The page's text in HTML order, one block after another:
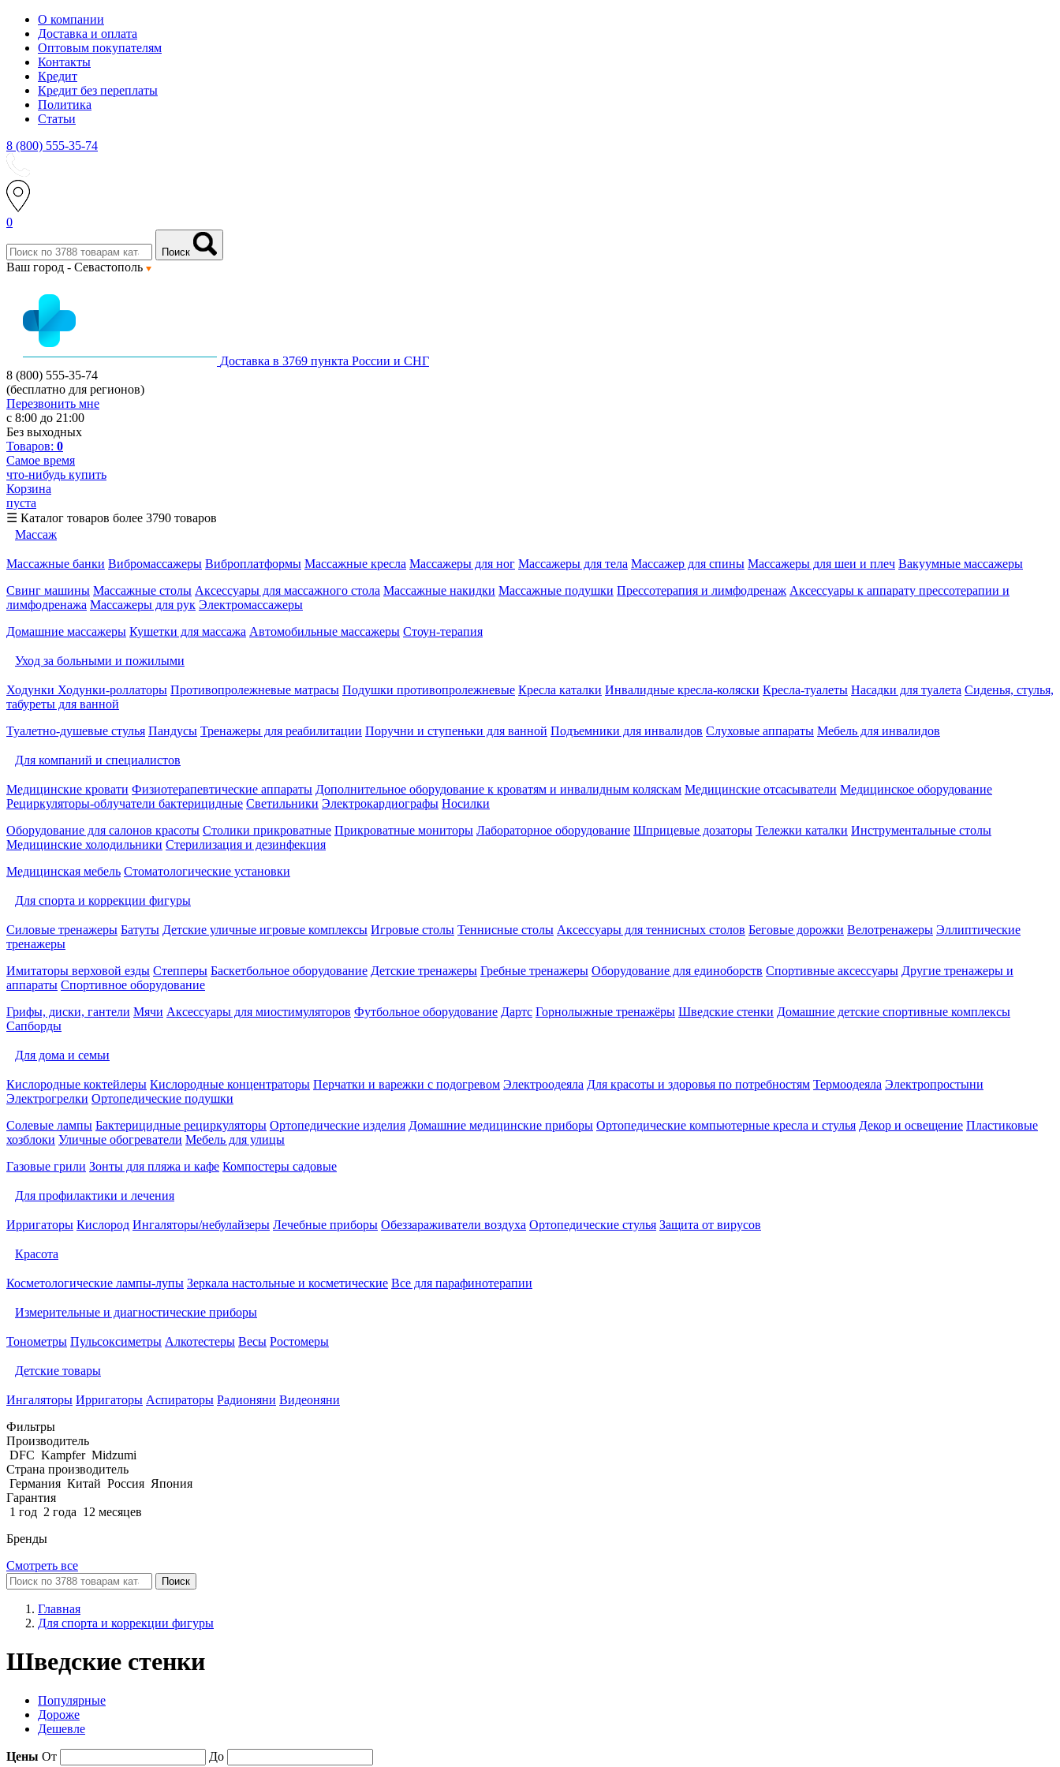
О компании
Доставка и оплата
Оптовым покупателям
Контакты
Кредит
Кредит без переплаты
Политика
Статьи
8 (800) 555-35-74
0
Поиск
Ваш город - Севастополь
Доставка в 3769 пункта России и СНГ
8 (800) 555-35-74
(бесплатно для регионов)
Перезвонить мне
с 8:00 до 21:00
Без выходных
Товаров: 0
Самое время
что-нибудь купить
Корзина
пуста
☰ Каталог товаров более 3790 товаров
Массаж
Массажные банки Вибромассажеры Виброплатформы Массажные кресла Массажеры для ног Массажеры для тела Массажер для спины Массажеры для шеи и плеч Вакуумные массажеры
Свинг машины Массажные столы Аксессуары для массажного стола Массажные накидки Массажные подушки Прессотерапия и лимфодренаж Аксессуары к аппарату прессотерапии и
лимфодренажа Массажеры для рук Электромассажеры
Домашние массажеры Кушетки для массажа Автомобильные массажеры Стоун-терапия
Уход за больными и пожилыми
Ходунки Ходунки-роллаторы Противопролежневые матрасы Подушки противопролежневые Кресла каталки Инвалидные кресла-коляски Кресла-туалеты Насадки для туалета Сиденья, стулья,
табуреты для ванной
Туалетно-душевые стулья Пандусы Тренажеры для реабилитации Поручни и ступеньки для ванной Подъемники для инвалидов Слуховые аппараты Мебель для инвалидов
Для компаний и специалистов
Медицинские кровати Физиотерапевтические аппараты Дополнительное оборудование к кроватям и инвалидным коляскам Медицинские отсасыватели Медицинское оборудование
Рециркуляторы-облучатели бактерицидные Светильники Электрокардиографы Носилки
Оборудование для салонов красоты Столики прикроватные Прикроватные мониторы Лабораторное оборудование Шприцевые дозаторы Тележки каталки Инструментальные столы
Медицинские холодильники Стерилизация и дезинфекция
Медицинская мебель Стоматологические установки
Для спорта и коррекции фигуры
Силовые тренажеры Батуты Детские уличные игровые комплексы Игровые столы Теннисные столы Аксессуары для теннисных столов Беговые дорожки Велотренажеры Эллиптические
тренажеры
Имитаторы верховой езды Степперы Баскетбольное оборудование Детские тренажеры Гребные тренажеры Оборудование для единоборств Спортивные аксессуары Другие тренажеры и
аппараты Спортивное оборудование
Грифы, диски, гантели Мячи Аксессуары для миостимуляторов Футбольное оборудование Дартс Горнолыжные тренажёры Шведские стенки Домашние детские спортивные комплексы
Сапборды
Для дома и семьи
Кислородные коктейлеры Кислородные концентраторы Перчатки и варежки с подогревом Электроодеяла Для красоты и здоровья по потребностям Термоодеяла Электропростыни
Электрогрелки Ортопедические подушки
Солевые лампы Бактерицидные рециркуляторы Ортопедические изделия Домашние медицинские приборы Ортопедические компьютерные кресла и стулья Декор и освещение Пластиковые
хозблоки Уличные обогреватели Мебель для улицы
Газовые грили Зонты для пляжа и кафе Компостеры садовые
Для профилактики и лечения
Ирригаторы Кислород Ингаляторы/небулайзеры Лечебные приборы Обеззараживатели воздуха Ортопедические стулья Защита от вирусов
Красота
Косметологические лампы-лупы Зеркала настольные и косметические Все для парафинотерапии
Измерительные и диагностические приборы
Тонометры Пульсоксиметры Алкотестеры Весы Ростомеры
Детские товары
Ингаляторы Ирригаторы Аспираторы Радионяни Видеоняни
Фильтры
Производитель
DFC Kampfer Midzumi
Страна производитель
Германия Китай Россия Япония
Гарантия
1 год 2 года 12 месяцев
Бренды
Смотреть все
Поиск
Главная
Для спорта и коррекции фигуры
Шведские стенки
Популярные
Дороже
Дешевле
Цены От До